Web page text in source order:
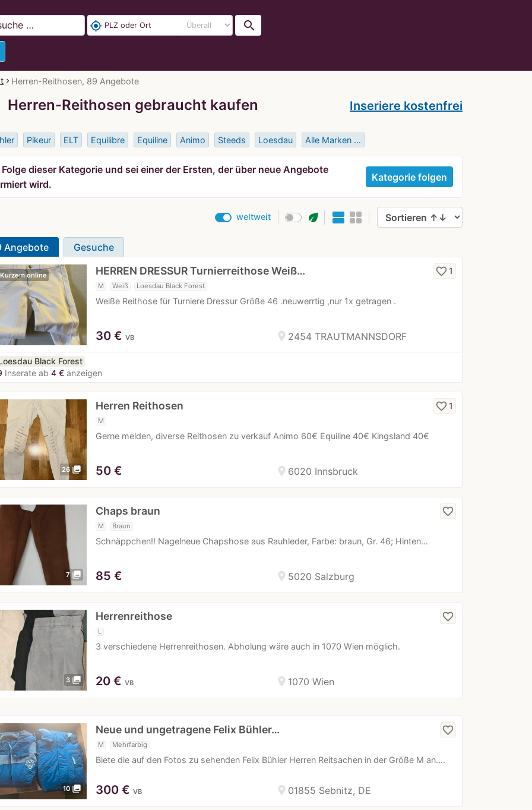
my_location search
Herren-Reithosen, 89 Angebote
Herren-Reithosen gebraucht kaufen Inseriere kostenfrei
Pikeur ELT Equilibre Equiline Animo Steeds Loesdau Alle Marken …
Folge dieser Kategorie und sei einer der Ersten, der über neue Angebote
wird.
Kategorie folgen
weltweit eco
Angebote Gesuche
online HERREN DRESSUR Turnierreithose Weiß…
M Weiß Loesdau Black Forest
Weiße Reithose für Turniere Dressur Größe 46 .neuwerrtig ,nur 1x getragen .
favorite_border1
location_on 2454 TRAUTMANNSDORF
30 € VB
Black Forest
Inserate ab 4 € anzeigen
26 photo_library
Herren Reithosen
M
Gerne melden, diverse Reithosen zu verkauf Animo 60€ Equiline 40€ Kingsland 40€
favorite_border1
location_on 6020 Innsbruck
50 €
7 photo_library
Chaps braun
M Braun
Schnäppchen!! Nagelneue Chapshose aus Rauhleder, Farbe: braun, Gr. 46; Hinten…
favorite_border
location_on 5020 Salzburg
85 €
3 photo_library
Herrenreithose
L
3 verschiedene Herrenreithosen. Abholung wäre auch in 1070 Wien möglich.
favorite_border
location_on 1070 Wien
20 € VB
10 photo_library
Neue und ungetragene Felix Bühler…
M Mehrfarbig
Biete die auf den Fotos zu sehenden Felix Bühler Herren Reitsachen in der Größe M an.…
favorite_border
location_on 01855 Sebnitz, DE
300 € VB